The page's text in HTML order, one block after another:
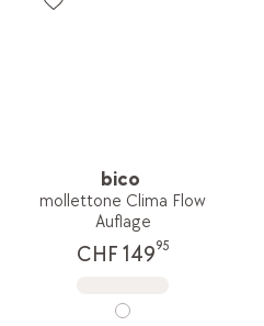
bico
mollettone Clima Flow
Auflage
CHF 14995